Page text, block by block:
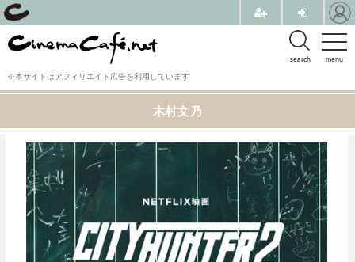
menu
search
※本サイトはアフィリエイト広告を利用しています
木村文乃